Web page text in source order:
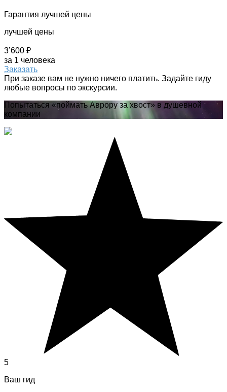
Гарантия лучшей цены
лучшей цены
3’600 ₽
за 1 человека
Заказать
При заказе вам не нужно ничего платить. Задайте гиду
любые вопросы по экскурсии.
Попытаться «поймать Аврору за хвост» в душевной
компании
5
Ваш гид